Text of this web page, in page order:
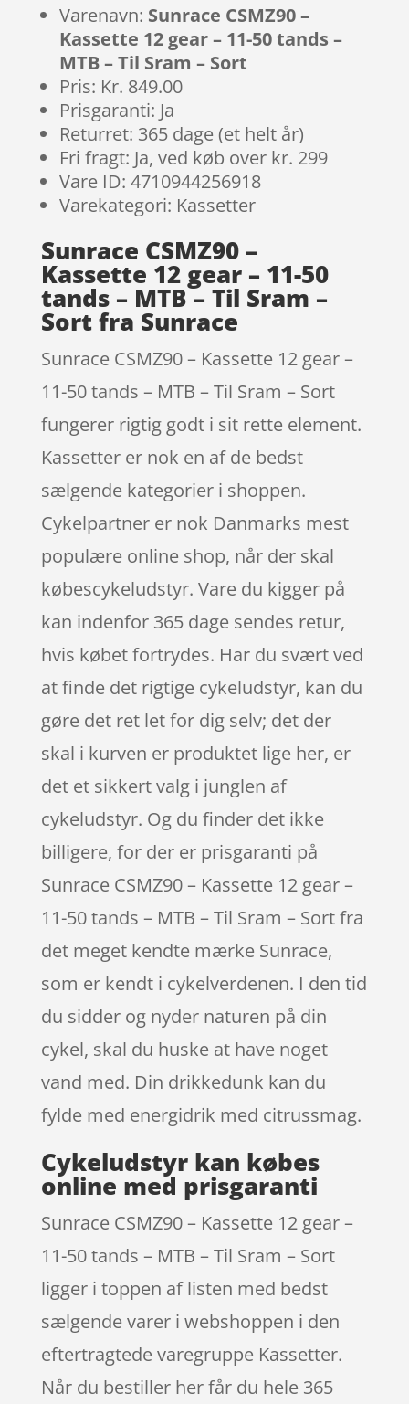
Varenavn: Sunrace CSMZ90 –
Kassette 12 gear – 11-50 tands –
MTB – Til Sram – Sort
Pris: Kr. 849.00
Prisgaranti: Ja
Returret: 365 dage (et helt år)
Fri fragt: Ja, ved køb over kr. 299
Vare ID: 4710944256918
Varekategori: Kassetter
Sunrace CSMZ90 –
Kassette 12 gear – 11-50
tands – MTB – Til Sram –
Sort fra Sunrace
Sunrace CSMZ90 – Kassette 12 gear –
11-50 tands – MTB – Til Sram – Sort
fungerer rigtig godt i sit rette element.
Kassetter er nok en af de bedst
sælgende kategorier i shoppen.
Cykelpartner er nok Danmarks mest
populære online shop, når der skal
købescykeludstyr. Vare du kigger på
kan indenfor 365 dage sendes retur,
hvis købet fortrydes. Har du svært ved
at finde det rigtige cykeludstyr, kan du
gøre det ret let for dig selv; det der
skal i kurven er produktet lige her, er
det et sikkert valg i junglen af
cykeludstyr. Og du finder det ikke
billigere, for der er prisgaranti på
Sunrace CSMZ90 – Kassette 12 gear –
11-50 tands – MTB – Til Sram – Sort fra
det meget kendte mærke Sunrace,
som er kendt i cykelverdenen. I den tid
du sidder og nyder naturen på din
cykel, skal du huske at have noget
vand med. Din drikkedunk kan du
fylde med energidrik med citrussmag.
Cykeludstyr kan købes
online med prisgaranti
Sunrace CSMZ90 – Kassette 12 gear –
11-50 tands – MTB – Til Sram – Sort
ligger i toppen af listen med bedst
sælgende varer i webshoppen i den
eftertragtede varegruppe Kassetter.
Når du bestiller her får du hele 365